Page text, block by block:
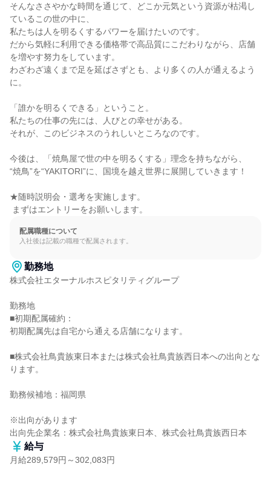
そんなささやかな時間を通じて、どこか元気という資源が枯渇し
ているこの世の中に、
私たちは人を明るくするパワーを届けたいのです。
だから気軽に利用できる価格帯で高品質にこだわりながら、店舗
を増やす努力をしています。
わざわざ遠くまで足を延ばさずとも、より多くの人が通えるよう
に。
「誰かを明るくできる」ということ。
私たちの仕事の先には、人びとの幸せがある。
それが、このビジネスのうれしいところなのです。
今後は、「焼鳥屋で世の中を明るくする」理念を持ちながら、
“焼鳥”を“YAKITORI”に、国境を越え世界に展開していきます！
★随時説明会・選考を実施します。
まずはエントリーをお願いします。
配属職種について
入社後は記載の職種で配属されます。
勤務地
株式会社エターナルホスピタリティグループ
勤務地
■初期配属確約：
初期配属先は自宅から通える店舗になります。
■株式会社鳥貴族東日本または株式会社鳥貴族西日本への出向とな
ります。
勤務候補地：福岡県
※出向があります
出向先企業名：株式会社鳥貴族東日本、株式会社鳥貴族西日本
給与
月給289,579円～302,083円